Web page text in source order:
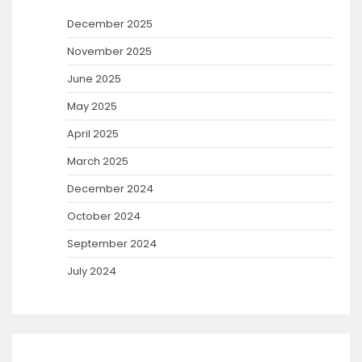
December 2025
November 2025
June 2025
May 2025
April 2025
March 2025
December 2024
October 2024
September 2024
July 2024